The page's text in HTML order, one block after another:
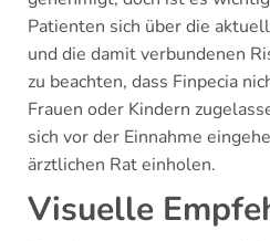
Patienten sich über die
und die damit verbundenen
zu beachten, dass Finpecia
Frauen oder Kindern
sich vor der Einnahme
ärztlichen Rat einholen.
Visuelle